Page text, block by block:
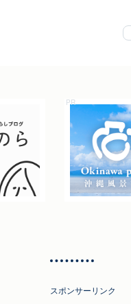
スポンサーリンク